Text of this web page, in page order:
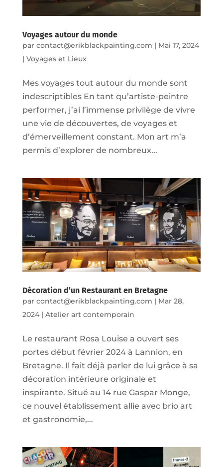
Voyages autour du monde
par contact@erikblackpainting.com | Mai 17, 2024
| Voyages et Lieux
Mes voyages tout autour du monde sont
indescriptibles En tant qu’artiste-peintre
performer, j’ai l’immense privilège de vivre
une vie de découvertes, de voyages et
d’émerveillement constant. Mon art m’a
permis d’explorer de nombreux...
Décoration d’un Restaurant en Bretagne
par contact@erikblackpainting.com | Mar 28,
2024| Atelier art contemporain
Le restaurant Rosa Louise a ouvert ses
portes début février 2024 à Lannion, en
Bretagne. Il fait déjà parler de lui grâce à sa
décoration intérieure originale et
inspirante. Situé au 14 rue Gaspar Monge,
ce nouvel établissement allie avec brio art
et gastronomie,...